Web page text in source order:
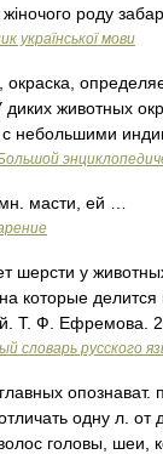
роду
української мови
животных
небольшими
масти, ей …
шерсти у
которые
Т. Ф. Ефремова.
словарь русского
опознават.
одну л.
головы, шеи,